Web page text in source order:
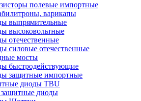
полевые импортные
варикапы
выпрямительные
высоковольтные
отечественные
силовые отечественные
мосты
быстродействующие
защитные импортные
диоды TBU
диоды